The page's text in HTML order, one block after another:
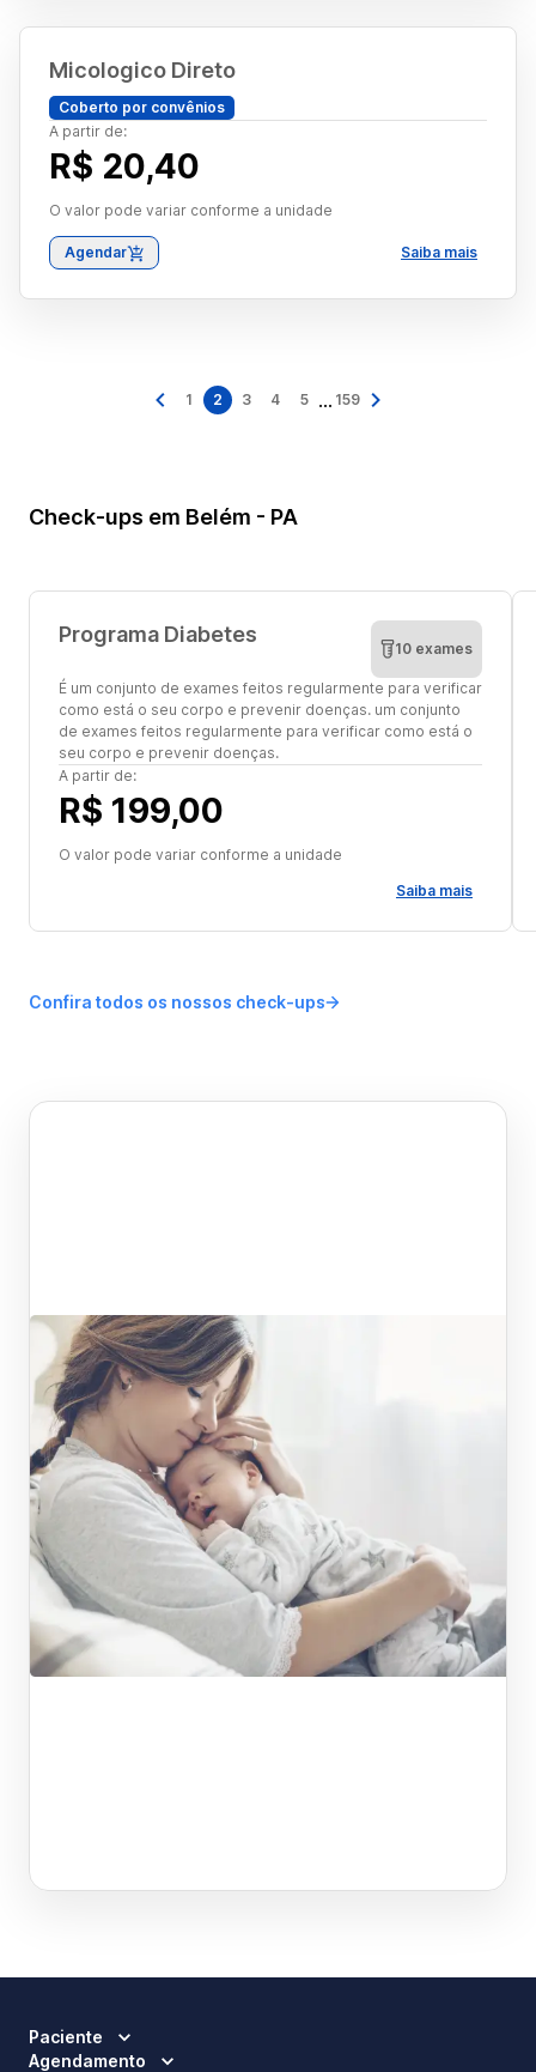
Micologico Direto
Coberto por convênios
A partir de:
R$ 20,40
O valor pode variar conforme a unidade
Agendar Saiba mais
1 2 3 4 5 ... 159
Check-ups em Belém - PA
Programa Diabetes
10 exames
É um conjunto de exames feitos regularmente para verificar
como está o seu corpo e prevenir doenças. um conjunto
de exames feitos regularmente para verificar como está o
seu corpo e prevenir doenças.
A partir de:
R$ 199,00
O valor pode variar conforme a unidade
Saiba mais
Confira todos os nossos check-ups
Paciente
Agendamento